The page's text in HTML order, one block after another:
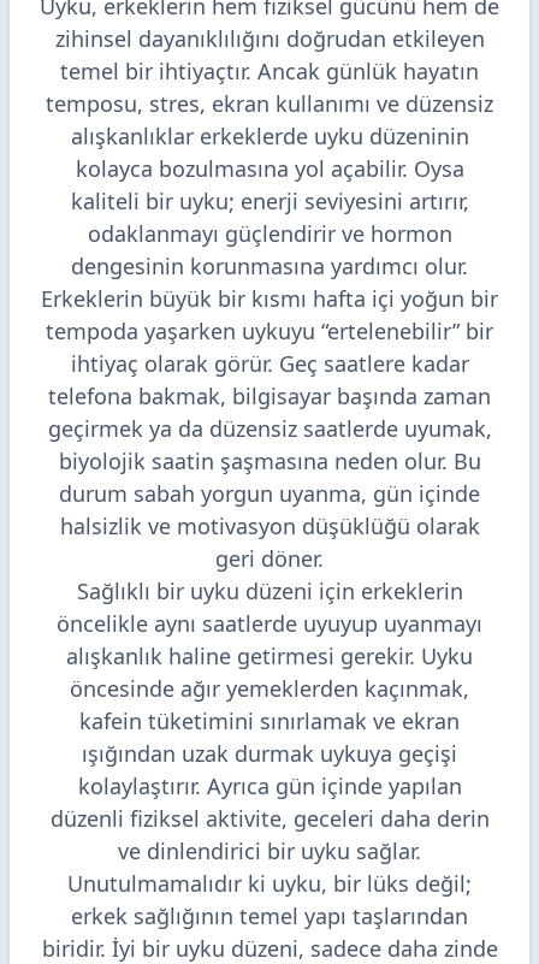
zihinsel dayanıklılığını doğrudan etkileyen
temel bir ihtiyaçtır. Ancak günlük hayatın
temposu, stres, ekran kullanımı ve düzensiz
alışkanlıklar erkeklerde uyku düzeninin
kolayca bozulmasına yol açabilir. Oysa
kaliteli bir uyku; enerji seviyesini artırır,
odaklanmayı güçlendirir ve hormon
dengesinin korunmasına yardımcı olur.
Erkeklerin büyük bir kısmı hafta içi yoğun bir
tempoda yaşarken uykuyu “ertelenebilir” bir
ihtiyaç olarak görür. Geç saatlere kadar
telefona bakmak, bilgisayar başında zaman
geçirmek ya da düzensiz saatlerde uyumak,
biyolojik saatin şaşmasına neden olur. Bu
durum sabah yorgun uyanma, gün içinde
halsizlik ve motivasyon düşüklüğü olarak
geri döner.
Sağlıklı bir uyku düzeni için erkeklerin
öncelikle aynı saatlerde uyuyup uyanmayı
alışkanlık haline getirmesi gerekir. Uyku
öncesinde ağır yemeklerden kaçınmak,
kafein tüketimini sınırlamak ve ekran
ışığından uzak durmak uykuya geçişi
kolaylaştırır. Ayrıca gün içinde yapılan
düzenli fiziksel aktivite, geceleri daha derin
ve dinlendirici bir uyku sağlar.
Unutulmamalıdır ki uyku, bir lüks değil;
erkek sağlığının temel yapı taşlarından
biridir. İyi bir uyku düzeni, sadece daha zinde